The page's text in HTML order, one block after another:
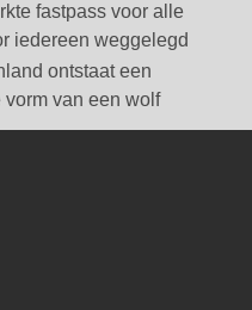
fastpass voor alle
iedereen weggelegd
ontstaat een
van een wolf